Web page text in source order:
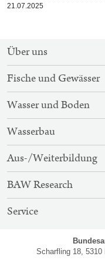
Veröffentlicht
21.07.2025
SITEMAP-
NAVIGATION
Über uns
Fische und Gewässer
Wasser und Boden
Wasserbau
Aus-/Weiterbildung
BAW Research
Service
Scharfling 18, 5310